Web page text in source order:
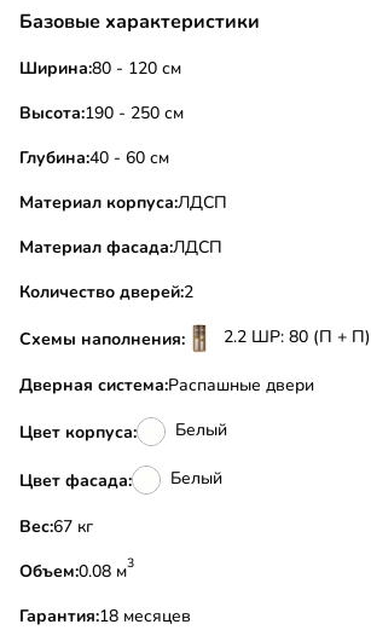
Базовые характеристики
Ширина:80 - 120 см
Высота:190 - 250 см
Глубина:40 - 60 см
Материал корпуса:ЛДСП
Материал фасада:ЛДСП
Количество дверей:2
Схемы наполнения: 2.2 ШР: 80 (П + П)
Дверная система:Распашные двери
Цвет корпуса: Белый
Цвет фасада: Белый
Вес:
67 кг
Объем:
0.08 м3
Гарантия:18 месяцев